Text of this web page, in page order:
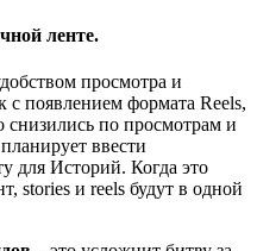
ленте.
просмотра и
с появлением формата Reels,
снизились по просмотрам и
ввести
для Историй. Когда это
stories и reels будут в одной